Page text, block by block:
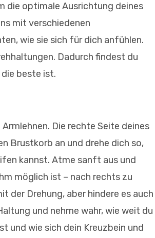
die optimale Ausrichtung deines
mit verschiedenen
wie sie sich für dich anfühlen.
Dadurch findest du
beste ist.
Die rechte Seite deines
Brustkorb an und ­drehe dich so,
kannst. Atme sanft aus und
möglich ist – nach rechts zu
der Drehung, aber hindere es auch
und nehme wahr, wie weit du
und wie sich dein Kreuzbein und